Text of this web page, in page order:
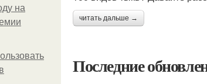
на
читать дальше →
Последние